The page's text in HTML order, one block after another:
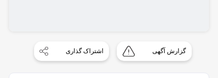
گزارش آگهی اشتراک گذاری